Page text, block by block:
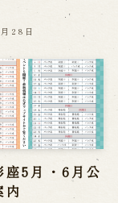
28日
座5月・6月公
内